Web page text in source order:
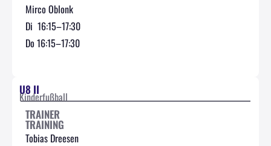
Mirco Oblonk
Di 16:15–17:30
Do 16:15–17:30
U8 II
Kinderfußball
TRAINER
TRAINING
Tobias Dreesen